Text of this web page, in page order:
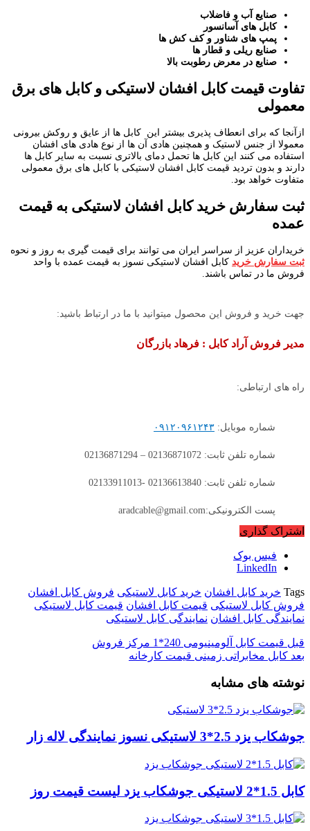
صنایع آب و فاضلاب
کابل های آسانسور
پمپ های شناور و کف کش ها
صنایع ریلی و قطار ها
صنایع در معرض رطوبت بالا
تفاوت قیمت کابل افشان لاستیکی و کابل های برق
معمولی
ازآنجا که برای انعطاف پذیری بیشتر این کابل ها از عایق و روکش بیرونی
معمولا از جنس لاستیک و همچنین هادی آن ها از نوع هادی های افشان
استفاده می کنند این کابل ها تحمل دمای بالاتری نسبت به سایر کابل ها
دارند و بدون تردید قیمت کابل افشان لاستیکی با کابل های برق معمولی
متفاوت خواهد بود.
ثبت سفارش خرید کابل افشان لاستیکی به قیمت
عمده
خریداران عزیز از سراسر ایران می توانند برای قیمت گیری به روز و نحوه
ثبت سفارش خرید کابل افشان لاستیکی نسوز به قیمت عمده با واحد
فروش ما در تماس باشند.
جهت خرید و فروش این محصول میتوانید با ما در ارتباط باشید:
مدیر فروش آراد کابل : فرهاد بازرگان
راه های ارتباطی:
شماره موبایل: ۰۹۱۲۰۹۶۱۲۴۳
شماره تلفن ثابت: 02136871072 – 02136871294
شماره تلفن ثابت: 02136613840 -02133911013
پست الکترونیکی:aradcable@gmail.com
اشتراک گذاری
فیس بوک
LinkedIn
Tags خرید کابل افشان خرید کابل لاستیکی فروش کابل افشان
فروش کابل لاستیکی قیمت کابل افشان قیمت کابل لاستیکی
نمایندگی کابل افشان نمایندگی کابل لاستیکی
قبل قیمت کابل آلومینیومی 240*1 مرکز فروش
بعد کابل مخابراتی زمینی قیمت کارخانه
نوشته های مشابه
جوشکاب یزد 2.5*3 لاستیکی نسوز نمایندگی لاله زار
کابل 1.5*2 لاستیکی جوشکاب یزد لیست قیمت روز